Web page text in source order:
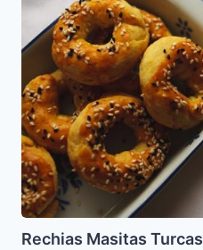
Masitas
Turcas
Rechias Masitas Turcas